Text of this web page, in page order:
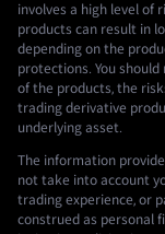
involves a high level of
products can result in
depending on the
protections. You
of the products, the
trading derivative
underlying asset.
The information
not take into account
trading experience, or
construed as personal